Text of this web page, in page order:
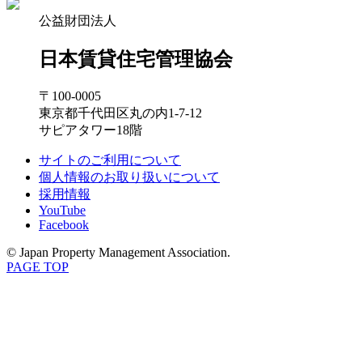
公益財団法人
日本賃貸住宅管理協会
〒100-0005
東京都千代田区丸の内1-7-12
サピアタワー18階
サイトのご利用について
個人情報のお取り扱いについて
採用情報
YouTube
Facebook
© Japan Property Management Association.
PAGE TOP